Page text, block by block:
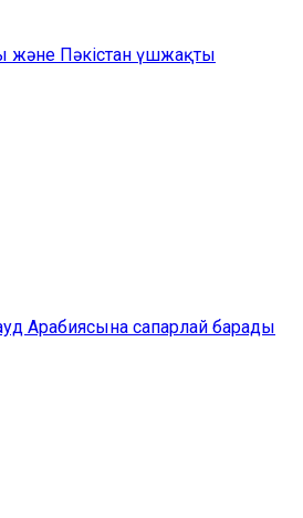
және Пәкістан үшжақты
Арабиясына сапарлай барады